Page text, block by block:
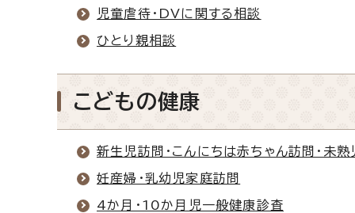
児童虐待・DVに関する相談
ひとり親相談
こどもの健康
新生児訪問・こんにちは赤ちゃん訪問・未
妊産婦・乳幼児家庭訪問
4か月・10か月児一般健康診査